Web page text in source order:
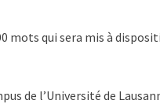
mots qui sera mis à
de l’Université de